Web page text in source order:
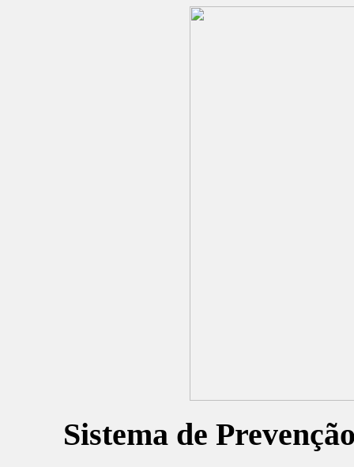
Sistema de